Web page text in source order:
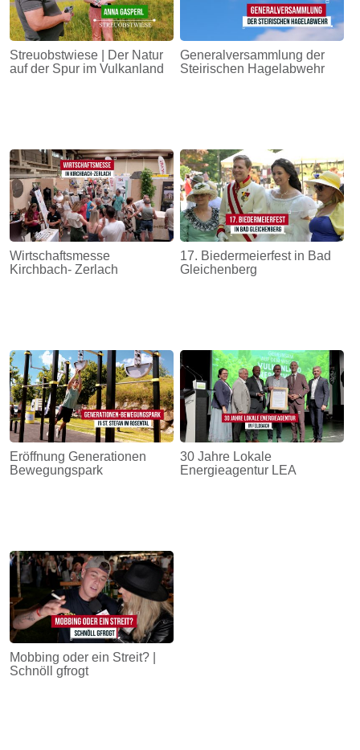
Streuobstwiese | Der Natur
auf der Spur im Vulkanland
Generalversammlung der
Steirischen Hagelabwehr
Wirtschaftsmesse
Kirchbach- Zerlach
17. Biedermeierfest in Bad
Gleichenberg
Eröffnung Generationen
Bewegungspark
30 Jahre Lokale
Energieagentur LEA
Mobbing oder ein Streit? |
Schnöll gfrogt